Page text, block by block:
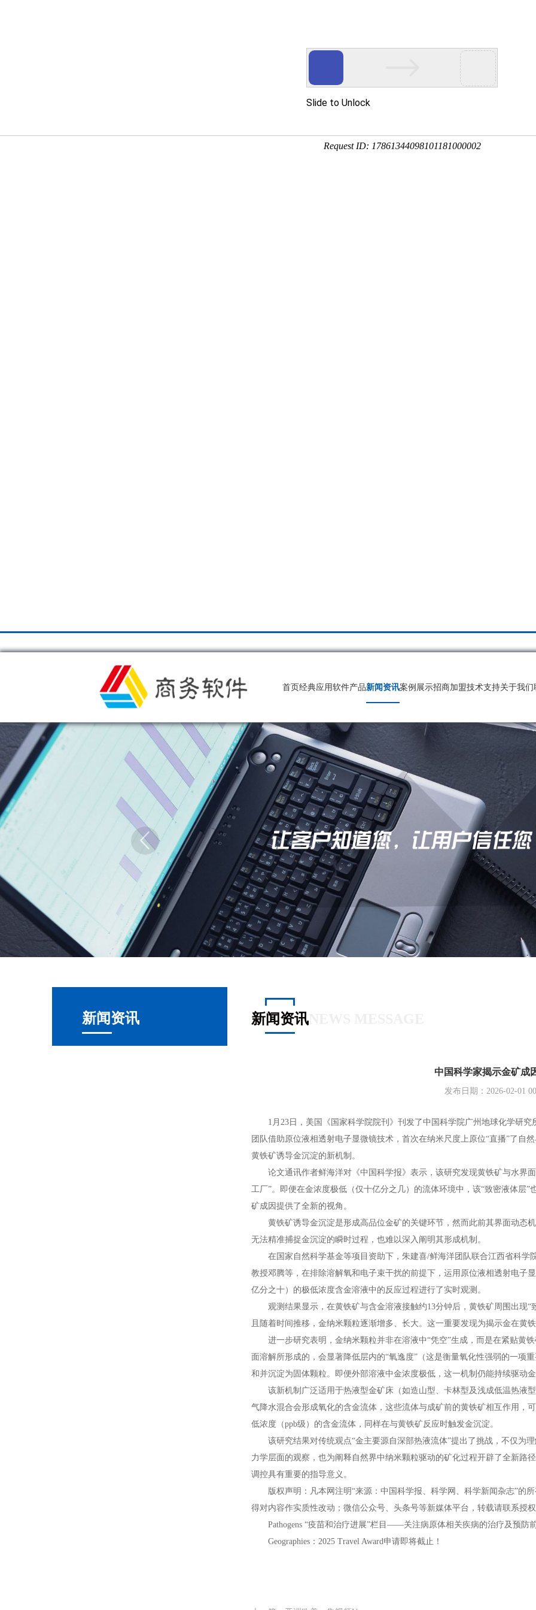
首页经典应用软件产品新闻资讯案例展示招商加盟技术支持关于我们
新闻资讯 新闻资讯NEWS MESSAGE
中国科学家揭示金矿成
发布日期：2026-02-01
1月23日，美国《国家科学院院刊》刊发了中国科学院广州地球化学研究
团队借助原位液相透射电子显微镜技术，首次在纳米尺度上原位“直播”了自
黄铁矿诱导金沉淀的新机制。
论文通讯作者鲜海洋对《中国科学报》表示，该研究发现黄铁矿与水界面
工厂”。即便在金浓度极低（仅十亿分之几）的流体环境中，该“致密液体层
矿成因提供了全新的视角。
黄铁矿诱导金沉淀是形成高品位金矿的关键环节，然而此前其界面动态
无法精准捕捉金沉淀的瞬时过程，也难以深入阐明其形成机制。
在国家自然科学基金等项目资助下，朱建喜/鲜海洋团队联合江西省科学
教授邓腾等，在排除溶解氧和电子束干扰的前提下，运用原位液相透射电子
亿分之十）的极低浓度含金溶液中的反应过程进行了实时观测。
观测结果显示，在黄铁矿与含金溶液接触约13分钟后，黄铁矿周围出现“
且随着时间推移，金纳米颗粒逐渐增多、长大。这一重要发现为揭示金在黄
进一步研究表明，金纳米颗粒并非在溶液中“凭空”生成，而是在紧贴黄铁
面溶解所形成的，会显著降低层内的“氧逸度”（这是衡量氧化性强弱的一项
和并沉淀为固体颗粒。即便外部溶液中金浓度极低，这一机制仍能持续驱动
该新机制广泛适用于热液型金矿床（如造山型、卡林型及浅成低温热液
气降水混合会形成氧化的含金流体，这些流体与成矿前的黄铁矿相互作用，
低浓度（ppb级）的含金流体，同样在与黄铁矿反应时触发金沉淀。
该研究结果对传统观点“金主要源自深部热液流体”提出了挑战，不仅为
力学层面的观察，也为阐释自然界中纳米颗粒驱动的矿化过程开辟了全新路
调控具有重要的指导意义。
版权声明：凡本网注明“来源：中国科学报、科学网、科学新闻杂志”的
得对内容作实质性改动；微信公众号、头条号等新媒体平台，转载请联系授
Pathogens “疫苗和治疗进展”栏目——关注病原体相关疾病的治疗及预防
Geographies：2025 Travel Award申请即将截止！